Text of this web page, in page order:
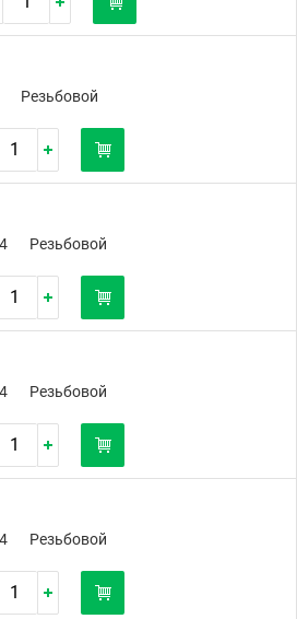
Резьбовой
Резьбовой
Резьбовой
Резьбовой